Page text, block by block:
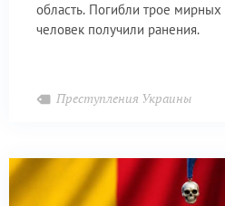
область. Погибли трое
человек получили ранения.
Преступления Украины